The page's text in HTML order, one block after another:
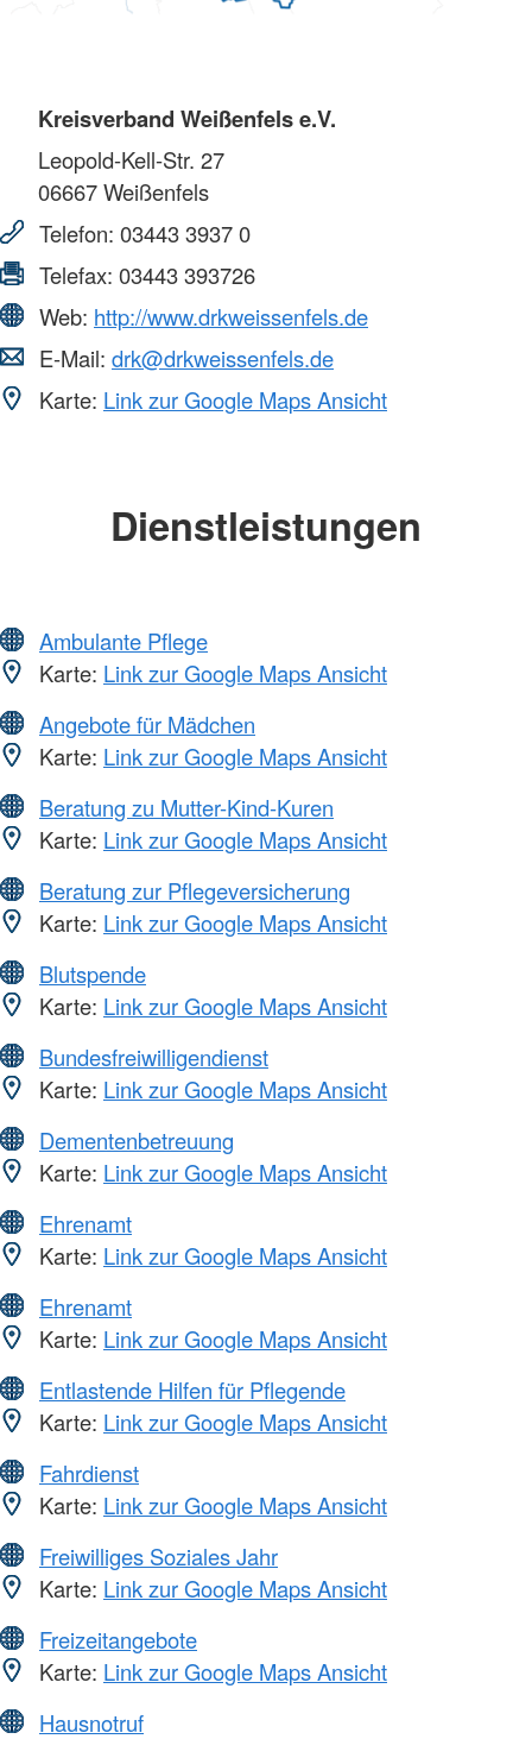
Kreisverband Weißenfels e.V.
Leopold-Kell-Str. 27
06667Weißenfels
Telefon: 03443 3937 0
Telefax: 03443 393726
Web: http://www.drkweissenfels.de
E-Mail: drk@drkweissenfels.de
Karte: Link zur Google Maps Ansicht
Dienstleistungen
Ambulante Pflege
Karte: Link zur Google Maps Ansicht
Angebote für Mädchen
Karte: Link zur Google Maps Ansicht
Beratung zu Mutter-Kind-Kuren
Karte: Link zur Google Maps Ansicht
Beratung zur Pflegeversicherung
Karte: Link zur Google Maps Ansicht
Blutspende
Karte: Link zur Google Maps Ansicht
Bundesfreiwilligendienst
Karte: Link zur Google Maps Ansicht
Dementenbetreuung
Karte: Link zur Google Maps Ansicht
Ehrenamt
Karte: Link zur Google Maps Ansicht
Ehrenamt
Karte: Link zur Google Maps Ansicht
Entlastende Hilfen für Pflegende
Karte: Link zur Google Maps Ansicht
Fahrdienst
Karte: Link zur Google Maps Ansicht
Freiwilliges Soziales Jahr
Karte: Link zur Google Maps Ansicht
Freizeitangebote
Karte: Link zur Google Maps Ansicht
Hausnotruf